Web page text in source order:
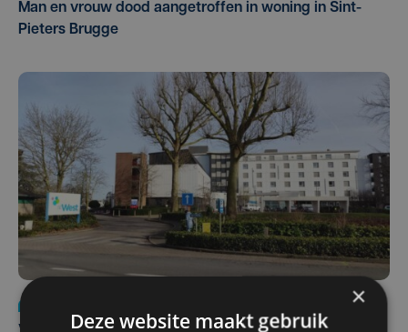
Man en vrouw dood aangetroffen in woning in Sint-
Pieters Brugge
×
Deze website maakt gebruik